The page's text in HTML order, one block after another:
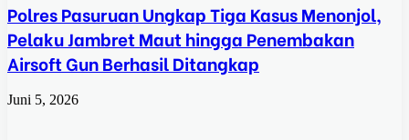
Polres Pasuruan Ungkap Tiga Kasus Menonjol,
Pelaku Jambret Maut hingga Penembakan
Airsoft Gun Berhasil Ditangkap
Juni 5, 2026